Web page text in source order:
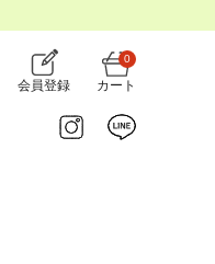
会員登録
0
カート